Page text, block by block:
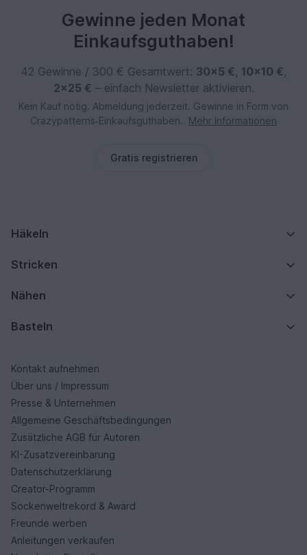
Gewinne jeden Monat
Einkaufsguthaben!
42 Gewinne / 300 € Gesamtwert: 30×5 €, 10×10 €,
2×25 € – einfach Newsletter aktivieren.
Kein Kauf nötig. Abmeldung jederzeit. Gewinne in Form von
Crazypatterns‑Einkaufsguthaben.
Mehr Informationen
Gratis registrieren
Häkeln
Stricken
Nähen
Basteln
Kontakt aufnehmen
Über uns / Impressum
Presse & Unternehmen
Allgemeine Geschäftsbedingungen
Zusätzliche AGB für Autoren
KI-Zusatzvereinbarung
Datenschutzerklärung
Creator-Programm
Sockenweltrekord & Award
Freunde werben
Anleitungen verkaufen